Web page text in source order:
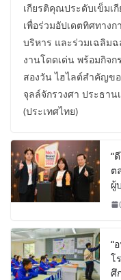
เกียรติคุณประดับเข็มเ
เพื่อร่วมอัปเดตทิศทาง
บริหาร และร่วมเฉลิม
งานโดดเด่น พร้อมกิจ
สองวัน ไฮไลต์สำคัญข
จุลล์จักรวงศา ประธา
(ประเทศไทย)
“
ต
ผู้
“
โ
ศึ